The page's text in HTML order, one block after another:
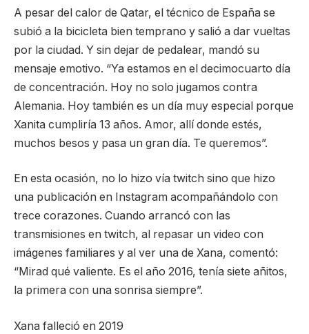
A pesar del calor de Qatar, el técnico de España se
subió a la bicicleta bien temprano y salió a dar vueltas
por la ciudad. Y sin dejar de pedalear, mandó su
mensaje emotivo. “Ya estamos en el decimocuarto día
de concentración. Hoy no solo jugamos contra
Alemania. Hoy también es un día muy especial porque
Xanita cumpliría 13 años. Amor, allí donde estés,
muchos besos y pasa un gran día. Te queremos”.
En esta ocasión, no lo hizo vía twitch sino que hizo
una publicación en Instagram acompañándolo con
trece corazones. Cuando arrancó con las
transmisiones en twitch, al repasar un video con
imágenes familiares y al ver una de Xana, comentó:
“Mirad qué valiente. Es el año 2016, tenía siete añitos,
la primera con una sonrisa siempre”.
Xana falleció en 2019